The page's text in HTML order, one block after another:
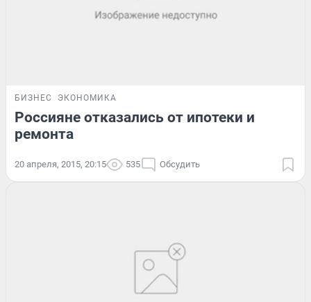
БИЗНЕС ЭКОНОМИКА
Россияне отказались от ипотеки и
ремонта
20 апреля, 2015, 20:15 535 Обсудить